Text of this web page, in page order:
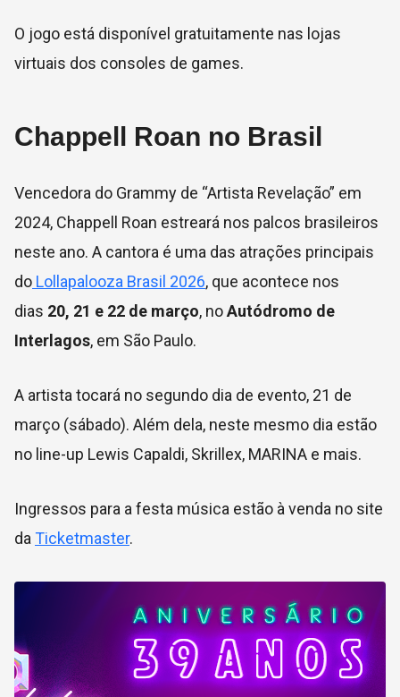
O jogo está disponível gratuitamente nas lojas
virtuais dos consoles de games.
Chappell Roan no Brasil
Vencedora do Grammy de “Artista Revelação” em
2024, Chappell Roan estreará nos palcos brasileiros
neste ano. A cantora é uma das atrações principais
do Lollapalooza Brasil 2026, que acontece nos
dias 20, 21 e 22 de março, noAutódromo de
Interlagos, em São Paulo.
A artista tocará no segundo dia de evento, 21 de
março (sábado). Além dela, neste mesmo dia estão
no line-up Lewis Capaldi, Skrillex, MARINA e mais.
Ingressos para a festa música estão à venda no site
da Ticketmaster.